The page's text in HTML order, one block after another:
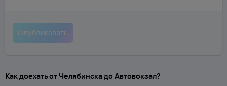
Как доехать от Челябинска до Автовокзал?